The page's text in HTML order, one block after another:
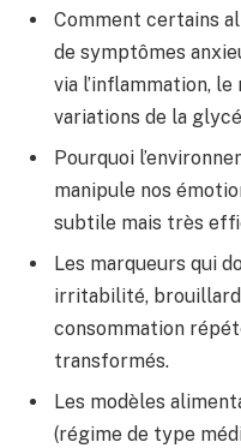
Comment certains
de symptômes
via l’inflammation,
variations de la
Pourquoi
manipule nos
subtile mais très
Les marqueurs qui
irritabilité,
consommation
transformés.
Les modèles
(régime de type